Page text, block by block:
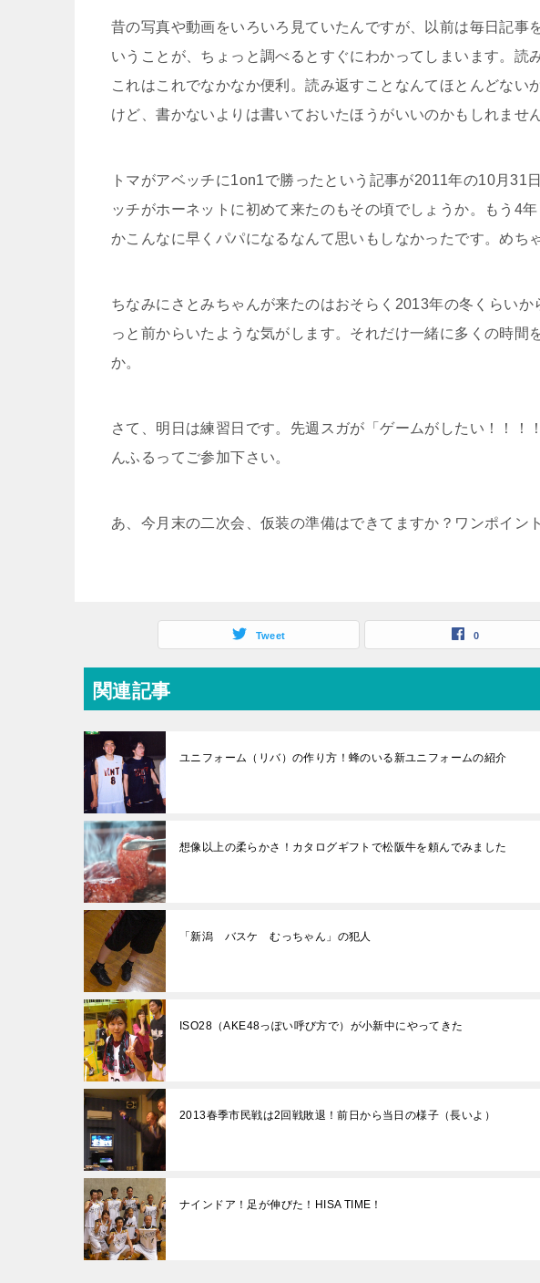
昔の写真や動画をいろいろ見ていたんですが、以前は毎日記事
いうことが、ちょっと調べるとすぐにわかってしまいます。読
これはこれでなかなか便利。読み返すことなんてほとんどない
けど、書かないよりは書いておいたほうがいいのかもしれません
トマがアベッチに1on1で勝ったという記事が2011年の10月31
ッチがホーネットに初めて来たのもその頃でしょうか。もう4
かこんなに早くパパになるなんて思いもしなかったです。めち
ちなみにさとみちゃんが来たのはおそらく2013年の冬くらい
っと前からいたような気がします。それだけ一緒に多くの時間
か。
さて、明日は練習日です。先週スガが「ゲームがしたい！！！
んふるってご参加下さい。
あ、今月末の二次会、仮装の準備はできてますか？ワンポイン
Tweet 0
関連記事
ユニフォーム（リバ）の作り方！蜂のいる新ユニフォームの紹介
想像以上の柔らかさ！カタログギフトで松阪牛を頼んでみました
「新潟 バスケ むっちゃん」の犯人
ISO28（AKE48っぽい呼び方で）が小新中にやってきた
2013春季市民戦は2回戦敗退！前日から当日の様子（長いよ）
ナインドア！足が伸びた！HISA TIME！